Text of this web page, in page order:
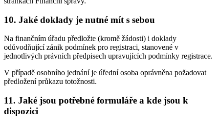
10. Jaké doklady je nutné mít s sebou
Na finančním úřadu předložte (kromě žádosti) i doklady
odůvodňující zánik podmínek pro registraci, stanovené v
jednotlivých právních předpisech upravujících podmínky registrace.
V případě osobního jednání je úřední osoba oprávněna požadovat
předložení průkazu totožnosti.
11. Jaké jsou potřebné formuláře a kde jsou k
dispozici